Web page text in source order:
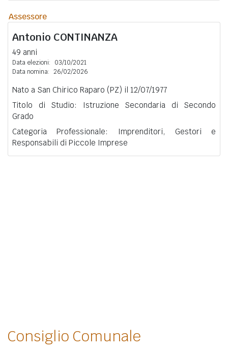
Assessore
Antonio CONTINANZA
49 anni
Data elezioni:
03/10/2021
Data nomina: 26/02/2026
Nato a San Chirico Raparo (PZ) il 12/07/1977
Titolo di Studio: Istruzione Secondaria di Secondo
Grado
Categoria Professionale: Imprenditori, Gestori e
Responsabili di Piccole Imprese
Consiglio Comunale